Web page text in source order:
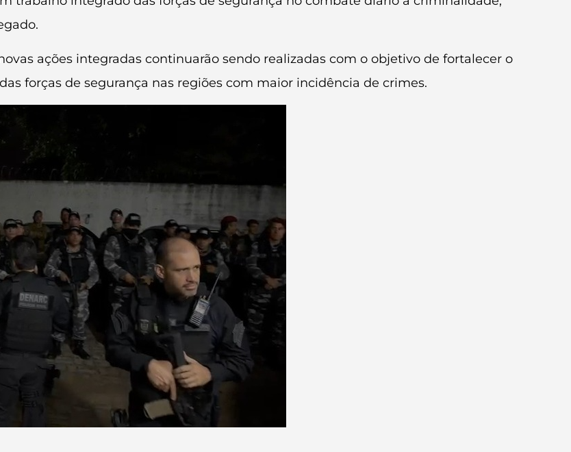
ações integradas continuarão sendo realizadas com o objetivo de fortalecer o
forças de segurança nas regiões com maior incidência de crimes.